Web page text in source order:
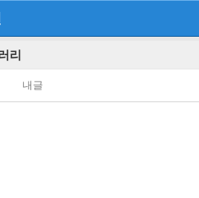
리
내글